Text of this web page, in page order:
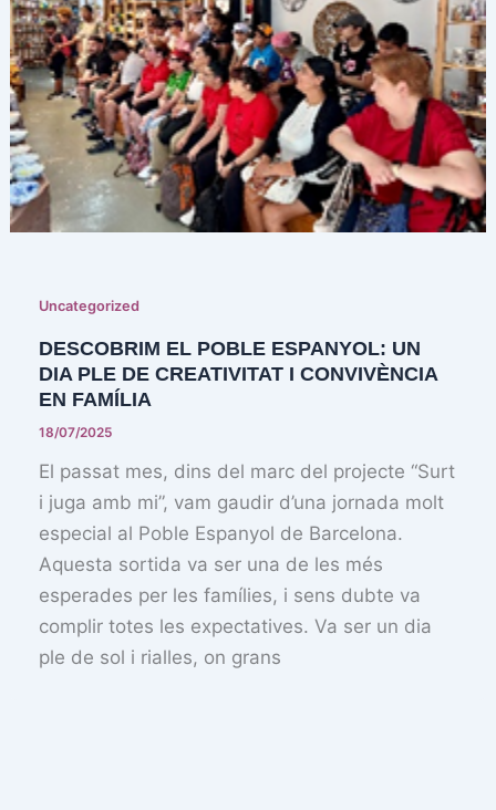
Uncategorized
DESCOBRIM EL POBLE ESPANYOL: UN
DIA PLE DE CREATIVITAT I CONVIVÈNCIA
EN FAMÍLIA
18/07/2025
El passat mes, dins del marc del projecte “Surt
i juga amb mi”, vam gaudir d’una jornada molt
especial al Poble Espanyol de Barcelona.
Aquesta sortida va ser una de les més
esperades per les famílies, i sens dubte va
complir totes les expectatives. Va ser un dia
ple de sol i rialles, on grans